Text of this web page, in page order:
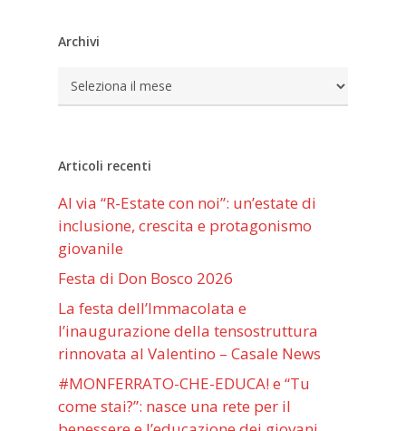
Archivi
Archivi
Articoli recenti
Al via “R-Estate con noi”: un’estate di
inclusione, crescita e protagonismo
giovanile
Festa di Don Bosco 2026
La festa dell’Immacolata e
l’inaugurazione della tensostruttura
rinnovata al Valentino – Casale News
#MONFERRATO-CHE-EDUCA! e “Tu
come stai?”: nasce una rete per il